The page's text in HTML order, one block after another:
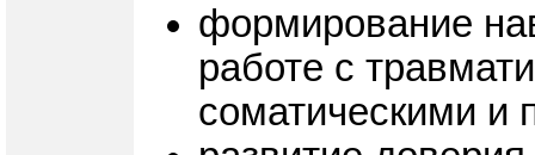
формирование
работе с
соматическими и